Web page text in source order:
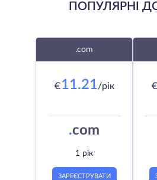
ПОПУЛЯРНІ
.com
€11.21/рік
.com
1 рік
ЗАРЕЄСТРУВАТИ
€